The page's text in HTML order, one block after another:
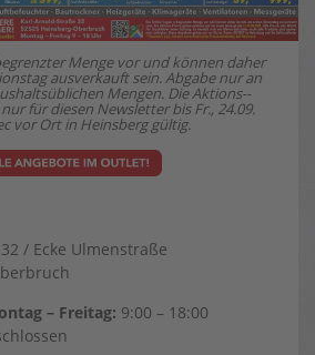
Menge vor und können daher
ausverkauft sein. Abgabe nur an
Mengen. Die Aktions-­
für diesen Newsletter bis Fr., 24.09.
vor Ort in Heinsberg gültig.
/ Ecke Ulmenstraße
– Freitag: 9:00 – 18:00